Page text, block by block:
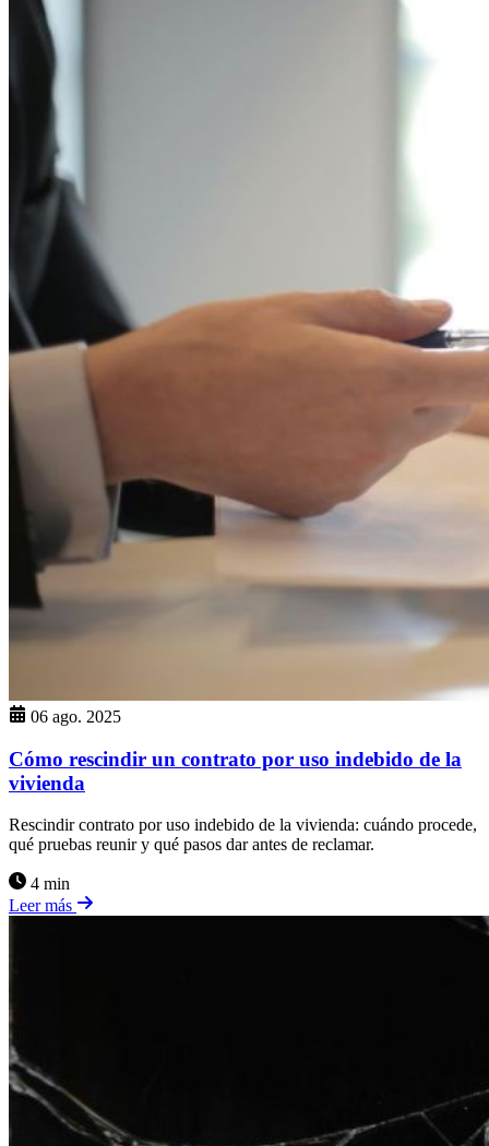
06 ago. 2025
Cómo rescindir un contrato por uso indebido de la
vivienda
Rescindir contrato por uso indebido de la vivienda: cuándo procede,
qué pruebas reunir y qué pasos dar antes de reclamar.
4 min
Leer más